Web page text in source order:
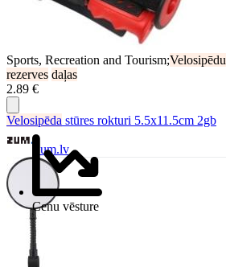
Sports, Recreation and Tourism;Velosipēdu
rezerves daļas
2.89 €
Cenu vēsture
Velosipēda stūres rokturi 5.5x11.5cm 2gb
Zum.lv